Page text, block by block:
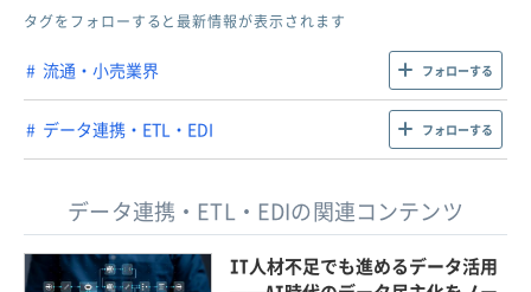
タグをフォローすると最新情報が表示されます
流通・小売業界 フォローする
データ連携・ETL・EDI フォローする
データ連携・ETL・EDIの関連コンテンツ
IT人材不足でも進めるデータ活用